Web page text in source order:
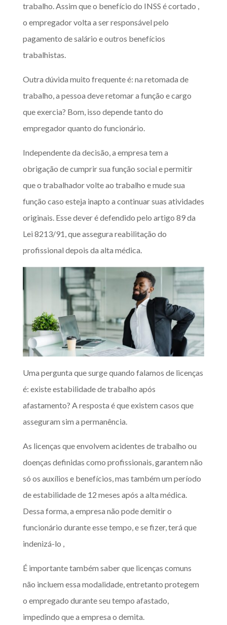
trabalho. Assim que o benefício do INSS é cortado ,
o empregador volta a ser responsável pelo
pagamento de salário e outros benefícios
trabalhistas.
Outra dúvida muito frequente é: na retomada de
trabalho, a pessoa deve retomar a função e cargo
que exercia? Bom, isso depende tanto do
empregador quanto do funcionário.
Independente da decisão, a empresa tem a
obrigação de cumprir sua função social e permitir
que o trabalhador volte ao trabalho e mude sua
função caso esteja inapto a continuar suas atividades
originais. Esse dever é defendido pelo artigo 89 da
Lei 8213/91, que assegura reabilitação do
profissional depois da alta médica.
Uma pergunta que surge quando falamos de licenças
é: existe estabilidade de trabalho após
afastamento? A resposta é que existem casos que
asseguram sim a permanência.
As licenças que envolvem acidentes de trabalho ou
doenças definidas como profissionais, garantem não
só os auxílios e benefícios, mas também um período
de estabilidade de 12 meses após a alta médica.
Dessa forma, a empresa não pode demitir o
funcionário durante esse tempo, e se fizer, terá que
indenizá-lo ,
É importante também saber que licenças comuns
não incluem essa modalidade, entretanto protegem
o empregado durante seu tempo afastado,
impedindo que a empresa o demita.